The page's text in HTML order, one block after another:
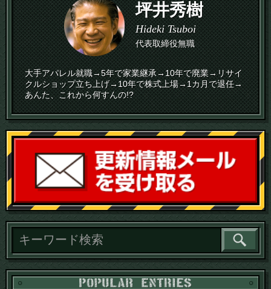
坪井秀樹
Hideki Tsuboi
代表取締役無職
大手アパレル就職→5年で家業継承→10年で廃業→リサイ
クルショップ立ち上げ→10年で株式上場→1カ月で退任→
あんた、これから何すんの!?
読